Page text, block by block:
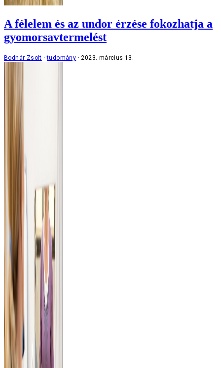
A félelem és az undor érzése fokozhatja a
gyomorsavtermelést
Bodnár Zsolt tudomány 2023. március 13.